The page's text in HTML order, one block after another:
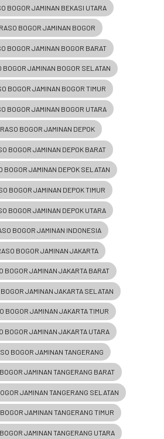
BOGOR JAMINAN BEKASI UTARA
BOGOR JAMINAN BOGOR
BOGOR JAMINAN BOGOR BARAT
BOGOR JAMINAN BOGOR SELATAN
BOGOR JAMINAN BOGOR TIMUR
BOGOR JAMINAN BOGOR UTARA
BOGOR JAMINAN DEPOK
BOGOR JAMINAN DEPOK BARAT
BOGOR JAMINAN DEPOK SELATAN
BOGOR JAMINAN DEPOK TIMUR
BOGOR JAMINAN DEPOK UTARA
BOGOR JAMINAN INDONESIA
BOGOR JAMINAN JAKARTA
BOGOR JAMINAN JAKARTA BARAT
JAMINAN JAKARTA SELATAN
BOGOR JAMINAN JAKARTA TIMUR
BOGOR JAMINAN JAKARTA UTARA
BOGOR JAMINAN TANGERANG
JAMINAN TANGERANG BARAT
JAMINAN TANGERANG SELATAN
JAMINAN TANGERANG TIMUR
JAMINAN TANGERANG UTARA